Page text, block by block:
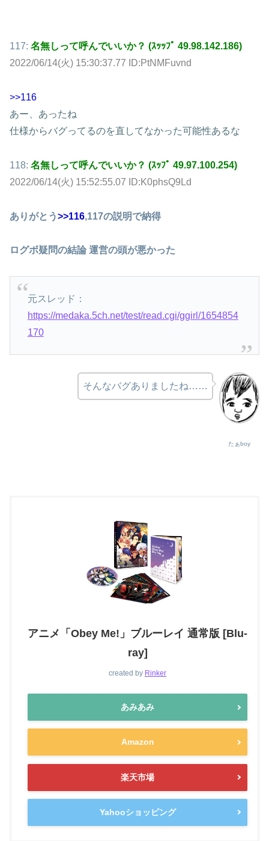
117: 名無しって呼んでいいか？ (ｽｯｯﾌﾟ 49.98.142.186)
2022/06/14(火) 15:30:37.77 ID:PtNMFuvnd
>>116
あー、あったね
仕様からバグってるのを直してなかった可能性あるな
118: 名無しって呼んでいいか？ (ｽｯﾌﾟ 49.97.100.254)
2022/06/14(火) 15:52:55.07 ID:K0phsQ9Ld
ありがとう>>116,117の説明で納得
ログボ疑問の結論 運営の頭が悪かった
元スレッド：
https://medaka.5ch.net/test/read.cgi/ggirl/1654854
170
たぁboy
そんなバグありましたね……
アニメ「Obey Me!」ブルーレイ 通常版 [Blu-
ray]
created by Rinker
あみあみ
Amazon
楽天市場
Yahooショッピング